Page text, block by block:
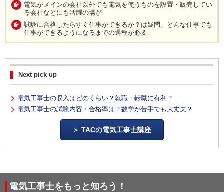
電気がメインの会社以外でも電気を使うものを設置・販売してい
る会社などにも活躍の場が
試験に合格したらすぐ仕事ができるか？は疑問。どんな仕事でも
仕事ができるようになるまでの過程が必要
Next pick up
電気工事士の収入はどのくらい？就職・転職に有利？
電気工事士の試験内容・合格率は？数学が苦手でも大丈夫？
TACの電気工事士講座
電気工事士をもっと知ろう！